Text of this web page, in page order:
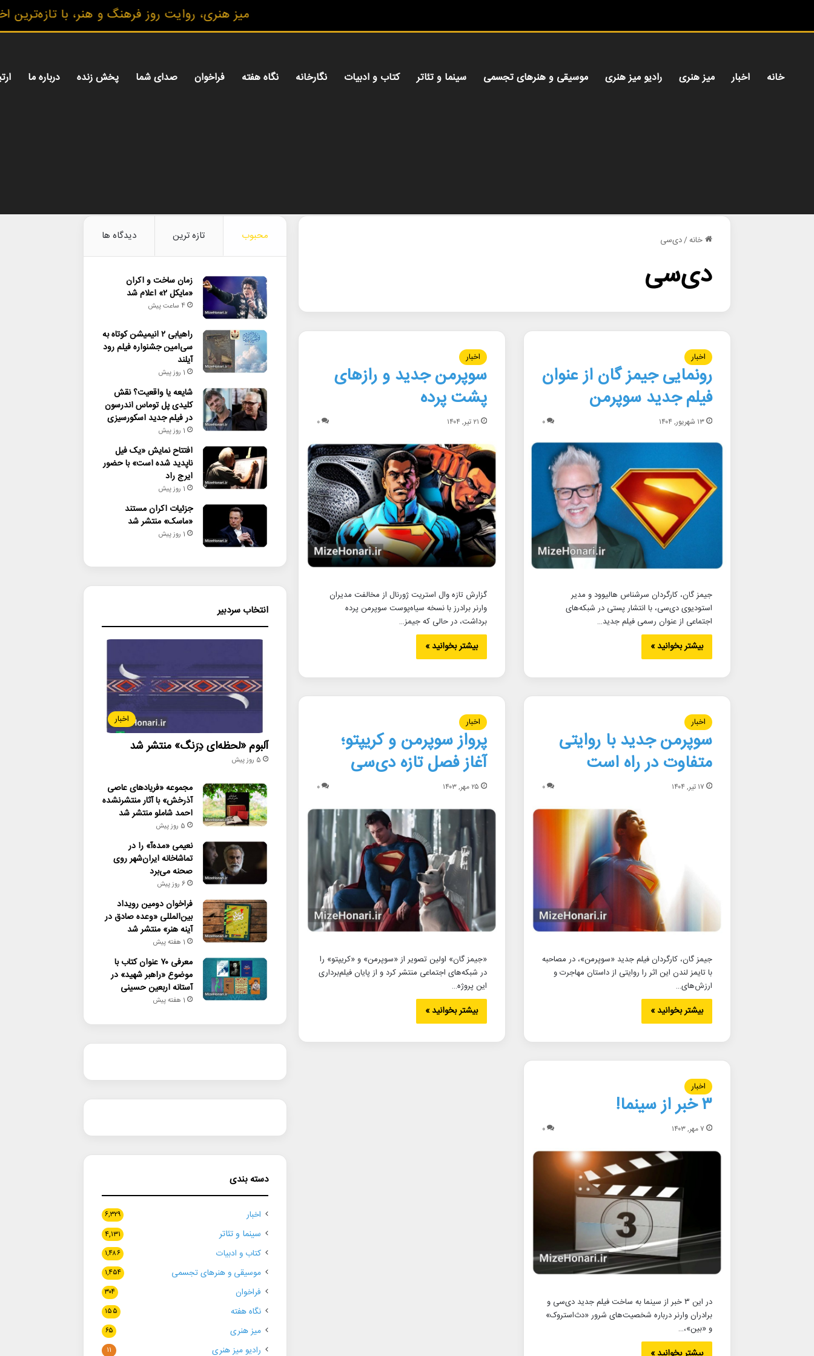
میز هنری، روایت روز فرهنگ و هنر، با تازه‌ترین
خانه اخبار میز هنری رادیو میز هنری موسیقی و هنرهای تجسمی سینما و تئاتر کتاب و ادبیات نگارخانه نگاه هفته فراخوان صدای شما پخش زنده درباره ما
خانه/دی‌سی
دی‌سی
اخبار
رونمایی جیمز گان از عنوان
فیلم جدید سوپرمن
۱۳ شهریور, ۱۴۰۴ ۰
جیمز گان، کارگردان سرشناس هالیوود و مدیر
استودیوی دی‌سی، با انتشار پستی در شبکه‌های
اجتماعی از عنوان رسمی فیلم جدید…
بیشتر بخوانید »
اخبار
سوپرمن جدید و رازهای
پشت پرده
۲۱ تیر, ۱۴۰۴ ۰
گزارش تازه وال استریت ژورنال از مخالفت مدیران
وارنر برادرز با نسخه سیاه‌پوست سوپرمن پرده
برداشت، در حالی که جیمز…
بیشتر بخوانید »
اخبار
سوپرمن جدید با روایتی
متفاوت در راه است
۱۷ تیر, ۱۴۰۴ ۰
جیمز گان، کارگردان فیلم جدید «سوپرمن»، در مصاحبه
با تایمز لندن این اثر را روایتی از داستان مهاجرت و
ارزش‌های…
بیشتر بخوانید »
اخبار
پرواز سوپرمن و کریپتو؛
آغاز فصل تازه دی‌سی
۲۵ مهر, ۱۴۰۳ ۰
«جیمز گان» اولین تصویر از «سوپرمن» و «کریپتو» را
در شبکه‌های اجتماعی منتشر کرد و از پایان فیلم‌برداری
این پروژه…
بیشتر بخوانید »
اخبار
۳ خبر از سینما!
۷ مهر, ۱۴۰۳ ۰
در این ۳ خبر از سینما به ساخت فیلم جدید دی‌سی و
برادران وارنر درباره شخصیت‌های شرور «دث‌استروک»
و «بین»،…
محبوب تازه ترین دیدگاه ها
زمان ساخت و اکران
«مایکل ۲» اعلام شد
4 ساعت پیش
راهیابی ۲ انیمیشن کوتاه به
سی‌امین جشنواره فیلم رود
آیلند
1 روز پیش
شایعه یا واقعیت؟ نقش
کلیدی پل توماس اندرسون
در فیلم جدید اسکورسیزی
1 روز پیش
افتتاح نمایش «یک فیل
ناپدید شده است» با حضور
ایرج راد
1 روز پیش
جزئیات اکران مستند
«ماسک» منتشر شد
1 روز پیش
انتخاب سردبیر
اخبار
آلبوم «لحظه‌ای دِرَنگ» منتشر شد
5 روز پیش
مجموعه «فریادهای عاصی
آذرخش» با آثار منتشرنشده
احمد شاملو منتشر شد
5 روز پیش
نعیمی «مده‌آ» را در
تماشاخانه ایران‌شهر روی
صحنه می‌برد
6 روز پیش
فراخوان دومین رویداد
بین‌المللی «وعده صادق در
آینه هنر» منتشر شد
1 هفته پیش
معرفی ۷۰ عنوان کتاب با
موضوع «راهبر شهید» در
آستانه اربعین حسینی
1 هفته پیش
دسته بندی
اخبار ۶,۳۲۹
سینما و تئاتر ۴,۱۳۱
کتاب و ادبیات ۱,۴۸۶
موسیقی و هنرهای تجسمی ۱,۴۵۴
فراخوان ۳۰۴
نگاه هفته ۱۵۵
میز هنری ۶۵
رادیو میز هنری ۱۱